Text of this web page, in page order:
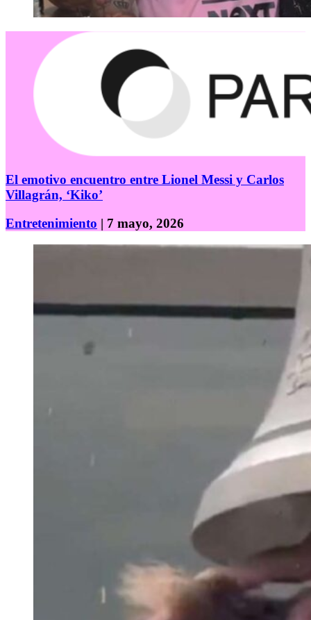
El emotivo encuentro entre Lionel Messi y Carlos
Villagrán, ‘Kiko’
Entretenimiento | 7 mayo, 2026